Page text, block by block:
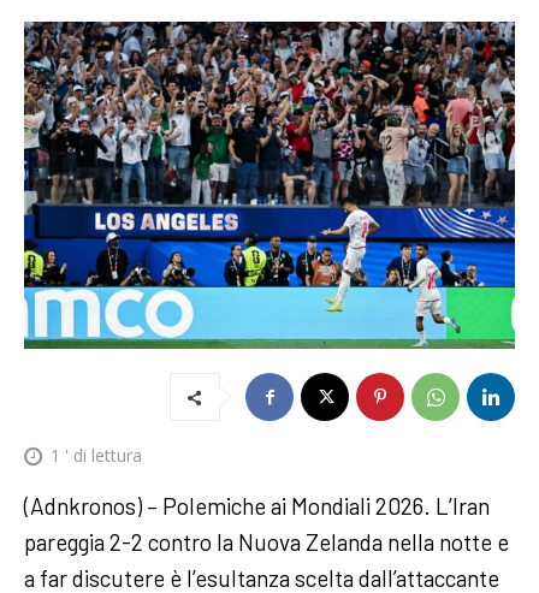
1 ' di lettura
(Adnkronos) – Polemiche ai Mondiali 2026. L’Iran
pareggia 2-2 contro la Nuova Zelanda nella notte e
a far discutere è l’esultanza scelta dall’attaccante